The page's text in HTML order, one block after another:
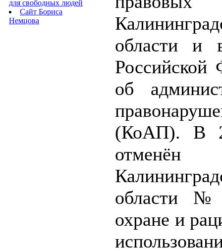
для свободных людей
Сайт Бориса
Немцова
области и
Российской
об
(КоАП). В
области
охране и